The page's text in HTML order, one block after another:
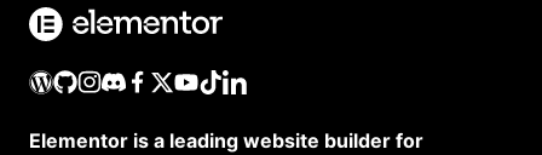
Elementor is a leading website builder for